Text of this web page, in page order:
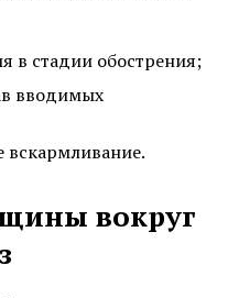
в стадии обострения;
вводимых
вскармливание.
вокруг